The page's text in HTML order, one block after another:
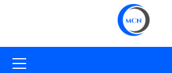
primario